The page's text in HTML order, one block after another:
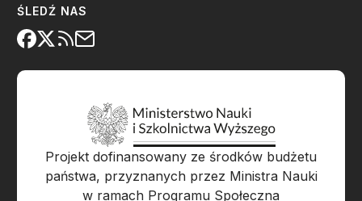
ŚLEDŹ NAS
Projekt dofinansowany ze środków budżetu
państwa, przyznanych przez Ministra Nauki
w ramach Programu Społeczna